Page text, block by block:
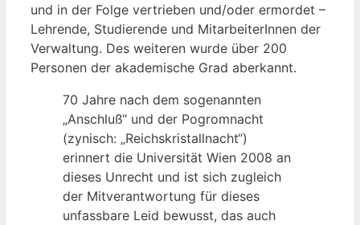
und in der Folge vertrieben und/oder ermordet –
Lehrende, Studierende und MitarbeiterInnen der
Verwaltung. Des weiteren wurde über 200
Personen der akademische Grad aberkannt.
70 Jahre nach dem sogenannten
„Anschluß“ und der Pogromnacht
(zynisch: „Reichskristallnacht“)
erinnert die Universität Wien 2008 an
dieses Unrecht und ist sich zugleich
der Mitverantwortung für dieses
unfassbare Leid bewusst, das auch